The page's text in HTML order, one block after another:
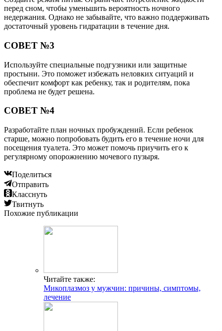
перед сном, чтобы уменьшить вероятность ночного
недержания. Однако не забывайте, что важно поддерживать
достаточный уровень гидратации в течение дня.
СОВЕТ №3
Используйте специальные подгузники или защитные
простыни. Это поможет избежать неловких ситуаций и
обеспечит комфорт как ребенку, так и родителям, пока
проблема не будет решена.
СОВЕТ №4
Разработайте план ночных пробуждений. Если ребенок
старше, можно попробовать будить его в течение ночи для
посещения туалета. Это может помочь приучить его к
регулярному опорожнению мочевого пузыря.
Поделиться
Отправить
Класснуть
Твитнуть
Похожие публикации
Читайте также:
Микоплазмоз у мужчин: причины, симптомы,
лечение